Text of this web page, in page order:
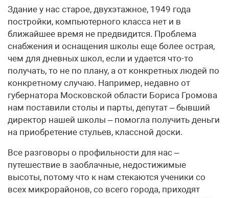
Здание у нас старое, двухэтажное, 1949 года
постройки, компьютерного класса нет и в
ближайшее время не предвидится. Проблема
снабжения и оснащения школы еще более острая,
чем для дневных школ, если и удается что-то
получать, то не по плану, а от конкретных людей по
конкретному случаю. Например, недавно от
губернатора Московской области Бориса Громова
нам поставили столы и парты, депутат – бывший
директор нашей школы – помогла получить деньги
на приобретение стульев, классной доски.
Все разговоры о профильности для нас –
путешествие в заоблачные, недостижимые
высоты, потому что к нам стекаются ученики со
всех микрорайонов, со всего города, приходят